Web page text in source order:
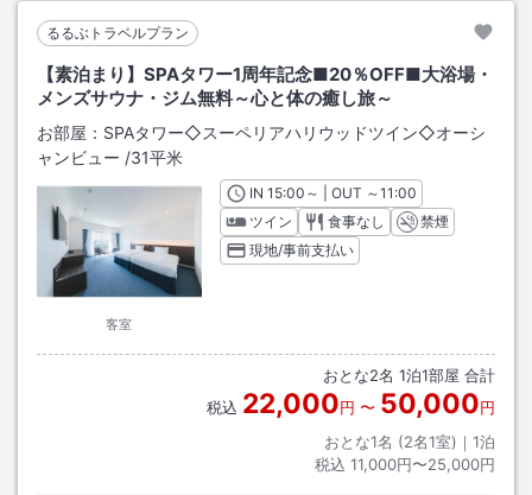
るるぶトラベルプラン
【素泊まり】SPAタワー1周年記念■20％OFF■大浴場・
メンズサウナ・ジム無料～心と体の癒し旅～
お部屋： SPAタワー◇スーペリアハリウッドツイン◇オーシ
ャンビュー /31平米
客室
INチェックイン
15:00 ～ | OUT チェックアウト
～11:00
ツイン
食事なし
禁煙
現地/事前支払い
おとな2名 1泊1部屋 合計
税込 22,000円 〜 50,000円
おとな1名 (2名1室)｜ 1泊
税込 11,000円〜25,000円